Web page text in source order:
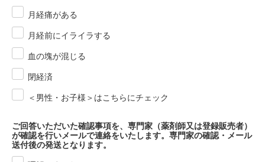
月経痛がある
月経前にイライラする
血の塊が混じる
閉経済
＜男性・お子様＞はこちらにチェック
ご回答いただいた確認事項を、専門家（薬剤師又は登録販売者）
が確認を行いメールで連絡をいたします。専門家の確認・メール
送付後の発送となります。